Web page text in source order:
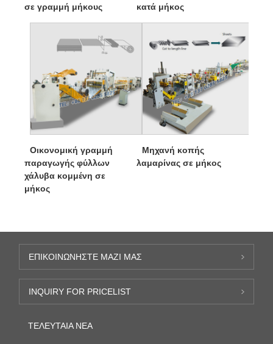
σε γραμμή μήκους
κατά μήκος
Οικονομική γραμμή
παραγωγής φύλλων
χάλυβα κομμένη σε
μήκος
Μηχανή κοπής
λαμαρίνας σε μήκος
ΕΠΙΚΟΙΝΩΝΉΣΤΕ ΜΑΖΊ ΜΑΣ
INQUIRY FOR PRICELIST
ΤΕΛΕΥΤΑΊΑ ΝΈΑ